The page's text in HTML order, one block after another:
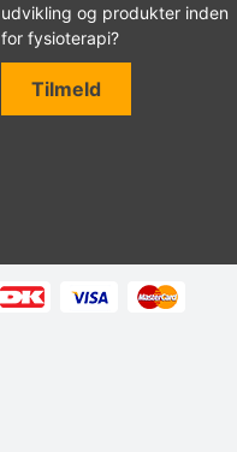
udvikling og produkter inden
for fysioterapi?
Tilmeld